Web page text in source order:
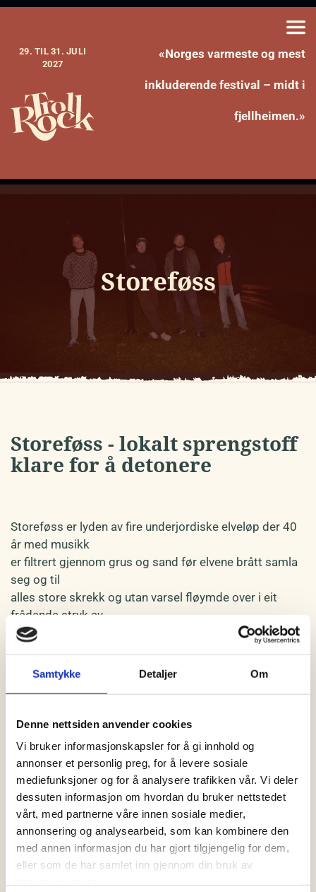
Samtykke Detaljer Om
Denne nettsiden anvender cookies
Vi bruker informasjonskapsler for å gi innhold og
annonser et personlig preg, for å levere sosiale
mediefunksjoner og for å analysere trafikken vår. Vi deler
dessuten informasjon om hvordan du bruker nettstedet
vårt, med partnerne våre innen sosiale medier,
annonsering og analysearbeid, som kan kombinere den
med annen informasjon du har gjort tilgjengelig for dem,
eller som de har samlet inn gjennom din bruk av
29. TIL 31. JULI
2027
«Norges varmeste og mest
inkluderende festival – midt i
fjellheimen.»
Storeføss
Storeføss - lokalt sprengstoff
klare for å detonere
Storeføss er lyden av fire underjordiske elveløp der 40
år med musikk
er filtrert gjennom grus og sand før elvene brått samla
seg og til
alles store skrekk og utan varsel fløymde over i eit
frådande stryk av
gitarbasert rock på Øystre Slidre-dialekt.
eit lite
knippe halv- og heiloffentlege konsertar.
“Eit fyrverkeri på scena”, sa folk, men dei sa ikkje at
dette var fire
ulovlege pinnerakettar frå 80-talet ute av kurs over
skistadion på
Beitostølen. Lunta er tend, kom på konsert. Pang!